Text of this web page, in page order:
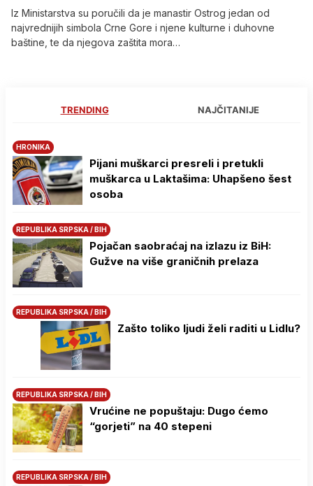
Iz Ministarstva su poručili da je manastir Ostrog jedan od
najvrednijih simbola Crne Gore i njene kulturne i duhovne
baštine, te da njegova zaštita mora…
TRENDING NAJČITANIJE
HRONIKA
Pijani muškarci presreli i pretukli
muškarca u Laktašima: Uhapšeno šest
osoba
REPUBLIKA SRPSKA / BIH
Pojačan saobraćaj na izlazu iz BiH:
Gužve na više graničnih prelaza
REPUBLIKA SRPSKA / BIH
Zašto toliko ljudi želi raditi u Lidlu?
REPUBLIKA SRPSKA / BIH
Vrućine ne popuštaju: Dugo ćemo
“gorjeti” na 40 stepeni
REPUBLIKA SRPSKA / BIH